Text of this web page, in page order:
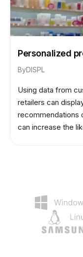
Personalized
ByDISPL
Using data from
retailers can
recommendations
can increase the